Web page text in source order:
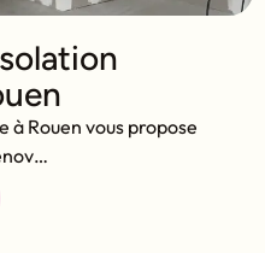
Rouen vous propose